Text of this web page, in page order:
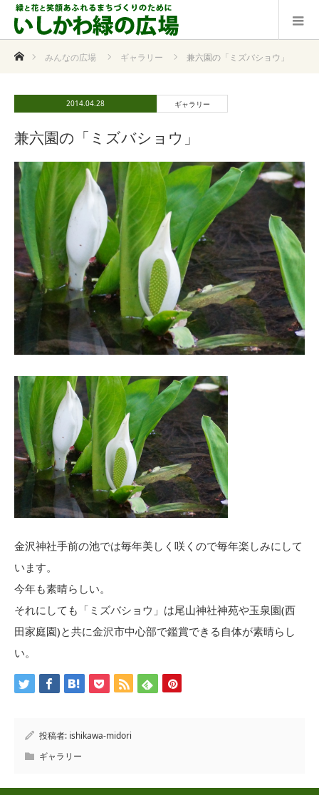
ホームみんなの広場 ギャラリー 兼六園の「ミズバショウ」
2014.04.28 ギャラリー
兼六園の「ミズバショウ」
金沢神社手前の池では毎年美しく咲くので毎年楽しみにして
います。
今年も素晴らしい。
それにしても「ミズバショウ」は尾山神社神苑や玉泉園(西
田家庭園)と共に金沢市中心部で鑑賞できる自体が素晴らし
い。
投稿者: ishikawa-midori
ギャラリー